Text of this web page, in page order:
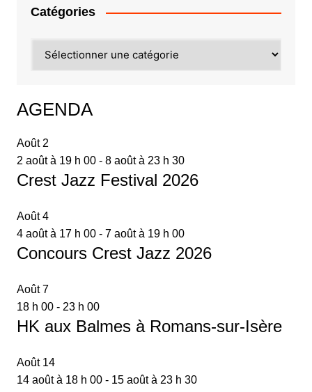
Catégories
AGENDA
Août 2
2 août à 19 h 00- 8 août à 23 h 30
Crest Jazz Festival 2026
Août4
4 août à 17 h 00- 7 août à 19 h 00
Concours Crest Jazz 2026
Août7
18 h 00- 23 h 00
HK aux Balmes à Romans-sur-Isère
Août 14
14 août à 18 h 00- 15 août à 23 h 30